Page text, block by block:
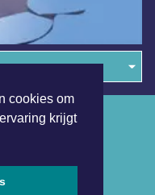
cookies om
krijgt